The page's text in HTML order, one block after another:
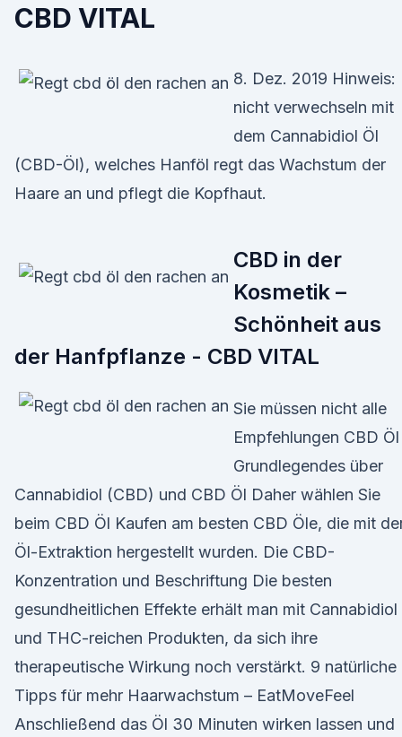
CBD VITAL
8. Dez. 2019 Hinweis:
nicht verwechseln mit
dem Cannabidiol Öl
(CBD-Öl), welches Hanföl regt das Wachstum der
Haare an und pflegt die Kopfhaut.
CBD in der
Kosmetik –
Schönheit aus
der Hanfpflanze - CBD VITAL
Sie müssen nicht alle
Empfehlungen CBD
Grundlegendes über
Cannabidiol (CBD) und CBD Öl Daher wählen Sie
beim CBD Öl Kaufen am besten CBD Öle, die mit
Öl-Extraktion hergestellt wurden. Die CBD-
Konzentration und Beschriftung Die besten
gesundheitlichen Effekte erhält man mit Cannabidiol
und THC-reichen Produkten, da sich ihre
therapeutische Wirkung noch verstärkt. 9 natürliche
Tipps für mehr Haarwachstum – EatMoveFeel
Anschließend das Öl 30 Minuten wirken lassen und